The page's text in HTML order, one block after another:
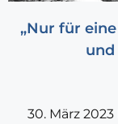
„Nur für
und
30. März